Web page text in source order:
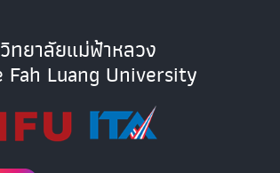
ทยาลัยแม่ฟ้าหลวง
Fah Luang University